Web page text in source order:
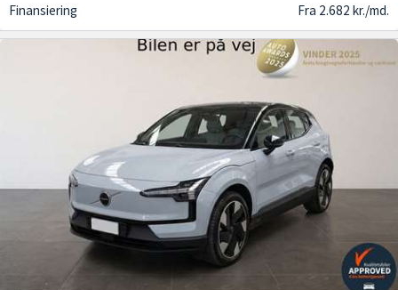
Finansiering Fra 2.682 kr./md.